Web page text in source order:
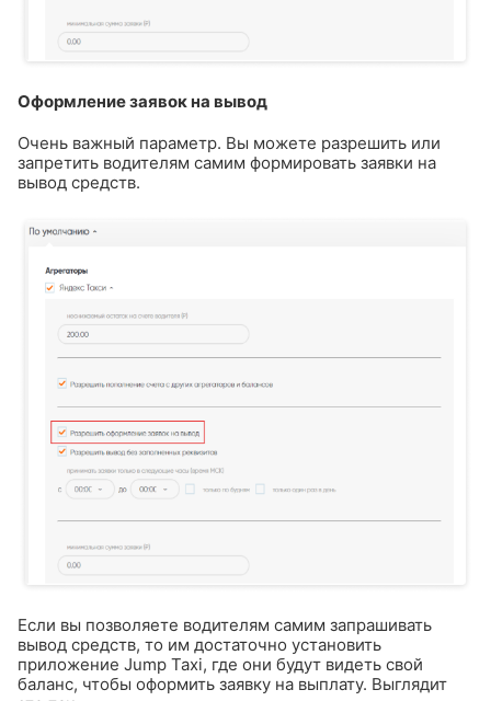
Оформление заявок на вывод
Очень важный параметр. Вы можете разрешить или
запретить водителям самим формировать заявки на
вывод средств.
Если вы позволяете водителям самим запрашивать
вывод средств, то им достаточно установить
приложение Jump Taxi, где они будут видеть свой
баланс, чтобы оформить заявку на выплату. Выглядит